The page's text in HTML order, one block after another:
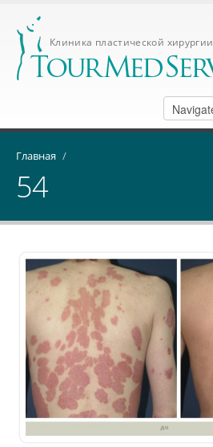
Клиника пластической хирургии
Главная /
54